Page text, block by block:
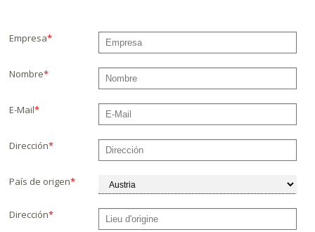
Empresa*
Nombre*
E-Mail*
Dirección*
País de origen*
Dirección*